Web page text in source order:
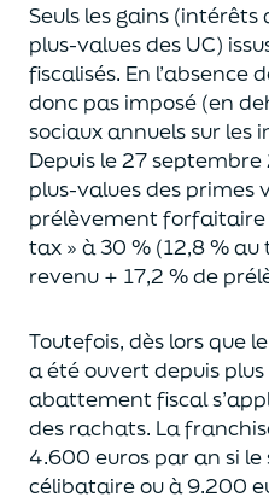
Seuls les gains (intérêts
plus-values des UC)
fiscalisés. En l’absence
donc pas imposé (en
sociaux annuels sur les
Depuis le 27 septembre
plus-values des primes
prélèvement forfaitaire
tax » à 30 % (12,8 % au
revenu + 17,2 % de
Toutefois, dès lors que
a été ouvert depuis
abattement fiscal
des rachats. La
4.600 euros par an si
célibataire ou à 9.200